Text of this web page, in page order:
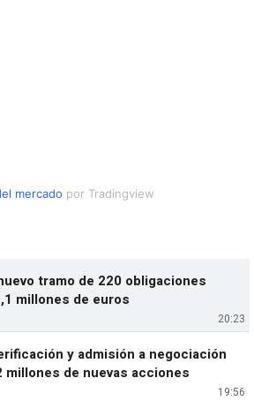
mercado por Tradingview
20:23
tramo de 220 obligaciones
millones de euros
19:56
y admisión a negociación
de nuevas acciones